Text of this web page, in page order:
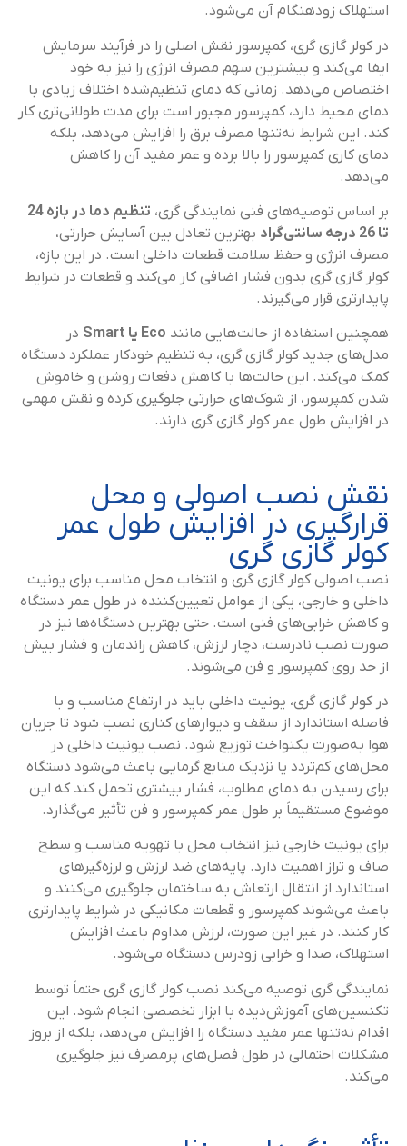
استهلاک زودهنگام آن می‌شود.
در کولر گازی گری، کمپرسور نقش اصلی را در فرآیند سرمایش
ایفا می‌کند و بیشترین سهم مصرف انرژی را نیز به خود
اختصاص می‌دهد. زمانی که دمای تنظیم‌شده اختلاف زیادی با
دمای محیط دارد، کمپرسور مجبور است برای مدت طولانی‌تری کار
کند. این شرایط نه‌تنها مصرف برق را افزایش می‌دهد، بلکه
دمای کاری کمپرسور را بالا برده و عمر مفید آن را کاهش
می‌دهد.
بر اساس توصیه‌های فنی نمایندگی گری،
تنظیم دما در بازه 24
تا 26 درجه سانتی‌گراد
بهترین تعادل بین آسایش حرارتی،
مصرف انرژی و حفظ سلامت قطعات داخلی است. در این بازه،
کولر گازی گری بدون فشار اضافی کار می‌کند و قطعات در شرایط
پایدار‌تری قرار می‌گیرند.
همچنین استفاده از حالت‌هایی مانند Eco یا Smart
در
مدل‌های جدید کولر گازی گری، به تنظیم خودکار عملکرد دستگاه
کمک می‌کند. این حالت‌ها با کاهش دفعات روشن و خاموش
شدن کمپرسور، از شوک‌های حرارتی جلوگیری کرده و نقش مهمی
در افزایش طول عمر کولر گازی گری دارند.
نقش نصب اصولی و محل
قرارگیری در افزایش طول عمر
کولر گازی گری
نصب اصولی کولر گازی گری و انتخاب محل مناسب برای یونیت
داخلی و خارجی، یکی از عوامل تعیین‌کننده در طول عمر دستگاه
و کاهش خرابی‌های فنی است. حتی بهترین دستگاه‌ها نیز در
صورت نصب نادرست، دچار لرزش، کاهش راندمان و فشار بیش
از حد روی کمپرسور و فن می‌شوند.
در کولر گازی گری، یونیت داخلی باید در ارتفاع مناسب و با
فاصله استاندارد از سقف و دیوارهای کناری نصب شود تا جریان
هوا به‌صورت یکنواخت توزیع شود. نصب یونیت داخلی در
محل‌های کم‌تردد یا نزدیک منابع گرمایی باعث می‌شود دستگاه
برای رسیدن به دمای مطلوب، فشار بیشتری تحمل کند که این
موضوع مستقیماً بر طول عمر کمپرسور و فن تأثیر می‌گذارد.
برای یونیت خارجی نیز انتخاب محل با تهویه مناسب و سطح
صاف و تراز اهمیت دارد. پایه‌های ضد لرزش و لرزه‌گیرهای
استاندارد از انتقال ارتعاش به ساختمان جلوگیری می‌کنند و
باعث می‌شوند کمپرسور و قطعات مکانیکی در شرایط پایدارتری
کار کنند. در غیر این صورت، لرزش مداوم باعث افزایش
استهلاک، صدا و خرابی زودرس دستگاه می‌شود.
نمایندگی گری توصیه می‌کند نصب کولر گازی گری حتماً توسط
تکنسین‌های آموزش‌دیده با ابزار تخصصی انجام شود. این
اقدام نه‌تنها عمر مفید دستگاه را افزایش می‌دهد، بلکه از بروز
مشکلات احتمالی در طول فصل‌های پرمصرف نیز جلوگیری
می‌کند.